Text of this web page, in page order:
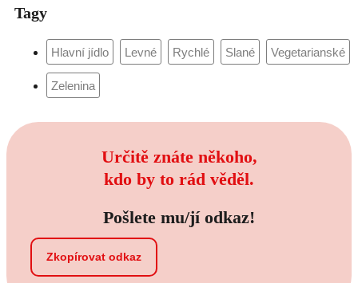
Tagy
Určitě znáte někoho,
kdo by to rád věděl.
Pošlete mu/jí odkaz!
Zkopírovat odkaz